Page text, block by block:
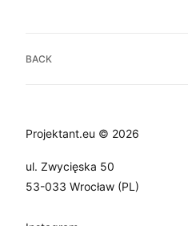
BACK
Projektant.eu © 2026
ul. Zwycięska 50
53-033 Wrocław (PL)